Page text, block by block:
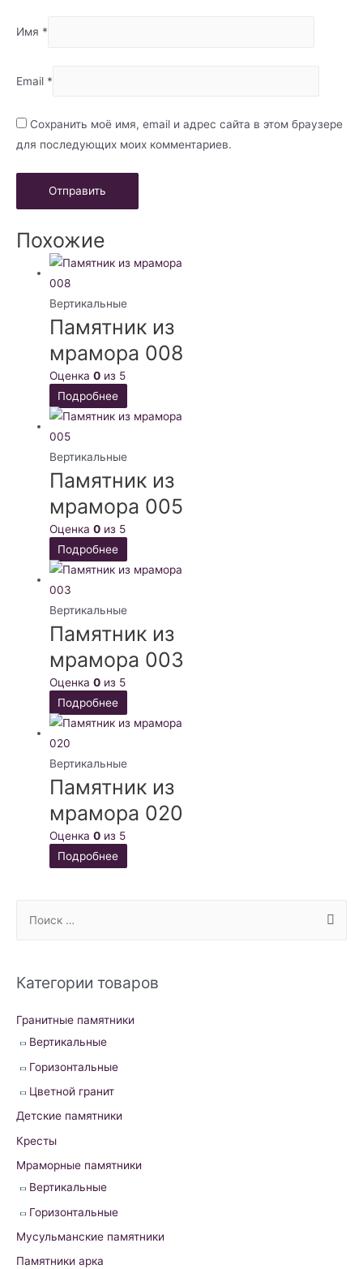
Имя *
Email *
Сохранить моё имя, email и адрес сайта в этом браузере
для последующих моих комментариев.
Похожие
Вертикальные
Памятник из
мрамора 008
Оценка0 из 5
Подробнее
Вертикальные
Памятник из
мрамора 005
Оценка0 из 5
Подробнее
Вертикальные
Памятник из
мрамора 003
Оценка0 из 5
Подробнее
Вертикальные
Памятник из
мрамора 020
Оценка0 из 5
Подробнее
r
h
Категории товаров
Гранитные памятники
Вертикальные
Горизонтальные
Цветной гранит
Детские памятники
Кресты
Мраморные памятники
Вертикальные
Горизонтальные
Мусульманские памятники
Памятники арка